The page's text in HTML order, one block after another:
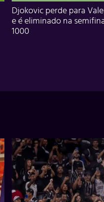
Djokovic perde para
e é eliminado na
1000